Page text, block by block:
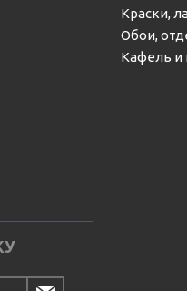
Краски,
Обои,
Кафель и